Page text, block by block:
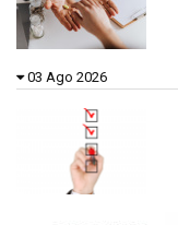
03 Ago 2026